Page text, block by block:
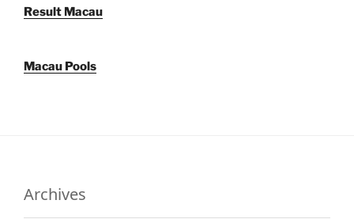
Result Macau
Macau Pools
Archives